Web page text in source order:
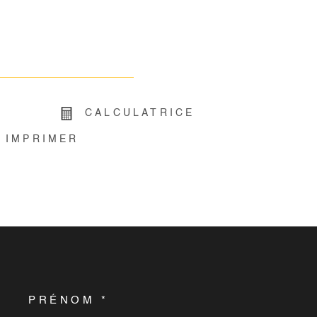
CALCULATRICE
IMPRIMER
PRÉNOM *